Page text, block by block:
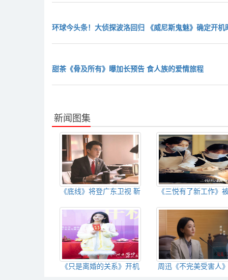
环球今头条！大侦探波洛回归 《威尼斯鬼魅》确定开机
甜茶《骨及所有》曝加长预告 食人族的爱情旅程
新闻图集
《底线》将登广东卫视 靳
基层法官
《三悦有了新工作》
看吧
《只是离婚的关系》开机
周迅《不完美受害人